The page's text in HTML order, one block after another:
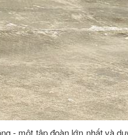
- một tập đoàn lớn nhất và